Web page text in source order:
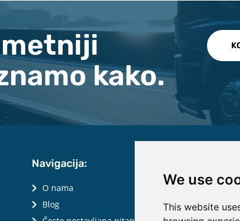
We use
This website
kako.
Navigacija:
O nama
Blog